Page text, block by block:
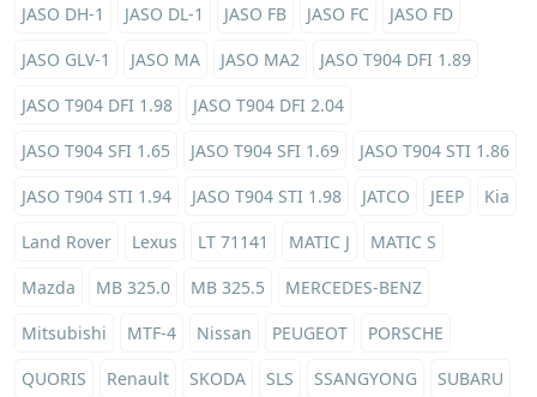
JASO DH-1
JASO DL-1 JASO FB JASO FC
JASO FD
JASO GLV-1
JASO MA JASO MA2
JASO T904 DFI 1.89
JASO T904 DFI 1.98
JASO T904 DFI 2.04
JASO T904 SFI 1.65
JASO T904 SFI 1.69
JASO T904 STI 1.86
JASO T904 STI 1.94
JASO T904 STI 1.98 JATCO JEEP
Kia
Land Rover
Lexus LT 71141 MATIC J
MATIC S
Mazda
MB 325.0 MB 325.5
MERCEDES-BENZ
Mitsubishi
MTF-4 Nissan PEUGEOT
PORSCHE
QUORIS
Renault SKODA SLS SSANGYONG
SUBARU